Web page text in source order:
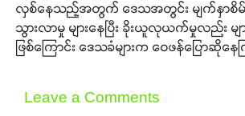
လှစ်နေသည့်အတွက် ဒေသအတွင်း မျက်နှာစိမ်
သွားလာမှု များနေပြီး ခိုးယူလုယက်မှုလည်း မျာ
ဖြစ်ကြောင်း ဒေသခံများက ဝေဖန်ပြောဆိုန
Leave a Comments